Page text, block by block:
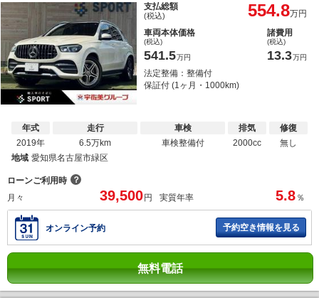
支払総額
(税込) 554.8万円
車両本体価格
(税込)
541.5万円
諸費用
(税込)
13.3万円
法定整備：整備付
保証付 (1ヶ月・1000km)
年式
2019年
走行
6.5万km
車検
車検整備付
排気
2000cc
修復
無し
地域 愛知県名古屋市緑区
ローンご利用時 ？
月々
39,500 円 実質年率 5.8 ％
オンライン予約 予約空き情報を見る
無料電話